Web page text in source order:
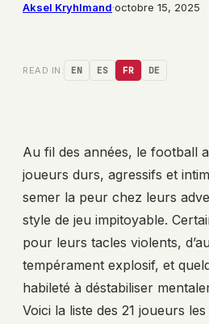
Aksel Kryhlmand·octobre 15, 2025
READ IN: EN ES FR DE
Au fil des années, le football
joueurs durs, agressifs et
semer la peur chez leurs
style de jeu impitoyable.
pour leurs tacles violents,
tempérament explosif, et
habileté à déstabiliser
Voici la liste des 21 joueurs